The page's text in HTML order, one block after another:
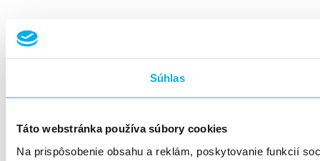
Súhlas
Táto webstránka používa súbory cookies
Na prispôsobenie obsahu a reklám, poskytovanie funkcií